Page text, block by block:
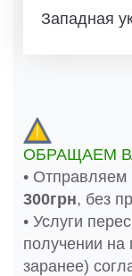
Западная
ОБРАЩАЕМ
• Отправляем
300грн, без
• Услуги
получении на
заранее)